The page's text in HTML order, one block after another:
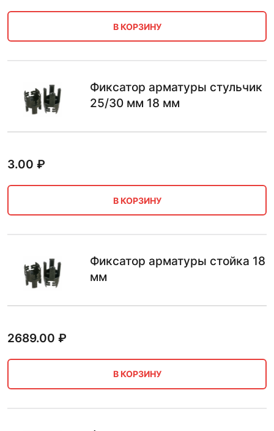
В КОРЗИНУ
Фиксатор арматуры стульчик
25/30 мм 18 мм
3.00 ₽
В КОРЗИНУ
Фиксатор арматуры стойка 18
мм
2689.00 ₽
В КОРЗИНУ